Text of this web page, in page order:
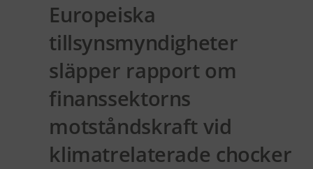
Europeiska
tillsynsmyndigheter
släpper rapport om
finanssektorns
motståndskraft vid
klimatrelaterade chocker